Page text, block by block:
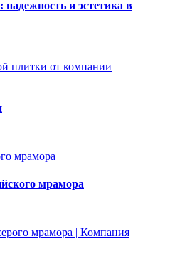
и эстетика в
мрамора